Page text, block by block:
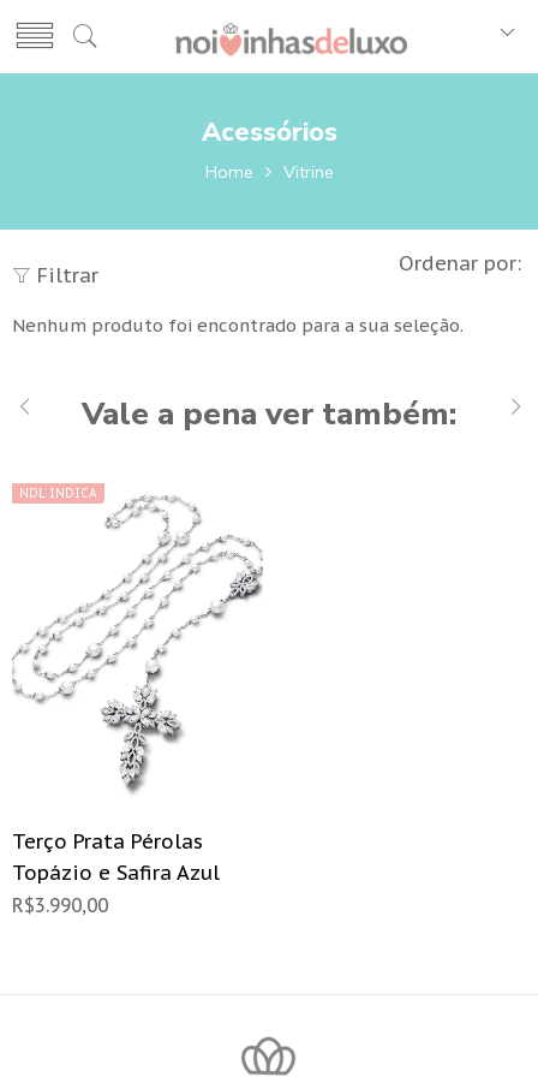
Acessórios
Home Vitrine
Filtrar Ordenar por:
Nenhum produto foi encontrado para a sua seleção.
Vale a pena ver também:
NDL INDICA
Terço Prata Pérolas
Topázio e Safira Azul
R$3.990,00